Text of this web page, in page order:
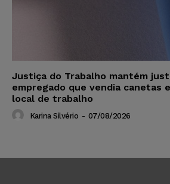
Justiça do Trabalho mantém
empregado que vendia canetas
local de trabalho
Karina Silvério - 07/08/2026